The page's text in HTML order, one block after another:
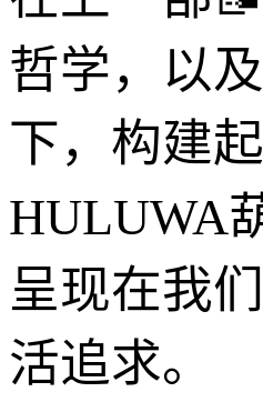
哲学，以
下，构建
HULUWA
呈现在我
活追求。